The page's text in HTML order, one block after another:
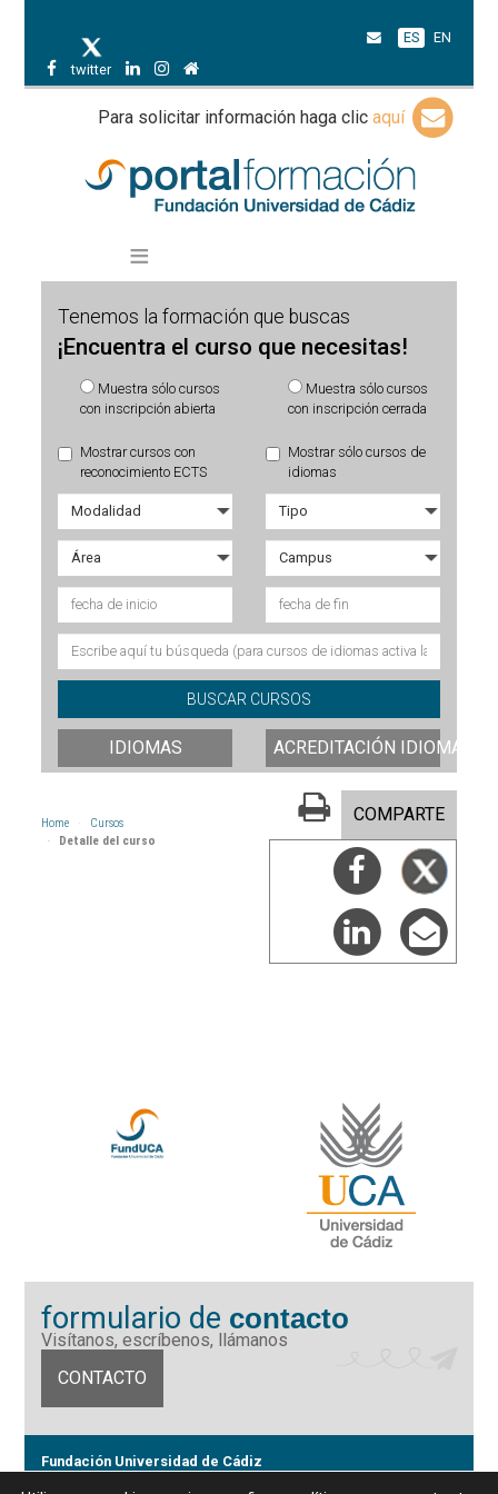
twitter
ES EN
Para solicitar información haga clic aquí
Tenemos la formación que buscas
¡Encuentra el curso que necesitas!
Muestra sólo cursos
con inscripción abierta
Muestra sólo cursos
con inscripción cerrada
Mostrar cursos con
reconocimiento ECTS
Mostrar sólo cursos de
idiomas
IDIOMAS ACREDITACIÓN IDIOMAS
Home
Cursos
Detalle del curso
COMPARTE
formulario de contacto
Visítanos, escríbenos, llámanos
CONTACTO
Fundación Universidad de Cádiz